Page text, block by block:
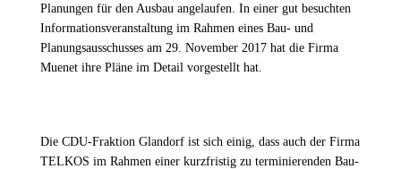
Planungen für den Ausbau angelaufen. In einer gut besuchten
Informationsveranstaltung im Rahmen eines Bau- und
Planungsausschusses am 29. November 2017 hat die Firma
Muenet ihre Pläne im Detail vorgestellt hat.
Die CDU-Fraktion Glandorf ist sich einig, dass auch der Firma
TELKOS im Rahmen einer kurzfristig zu terminierenden Bau-